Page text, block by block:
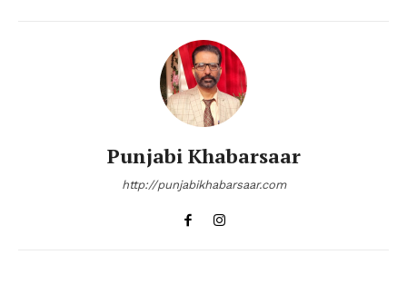
Punjabi Khabarsaar
http://punjabikhabarsaar.com